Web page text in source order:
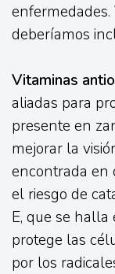
deberíamos
Vitaminas
aliadas para
presente en
mejorar la
encontrada en
el riesgo de
E, que se halla
protege las
por los